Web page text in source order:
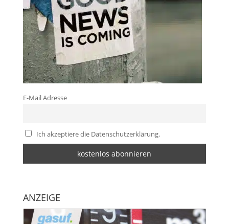
E-Mail Adresse
Ich akzeptiere die Datenschutzerklärung.
ANZEIGE